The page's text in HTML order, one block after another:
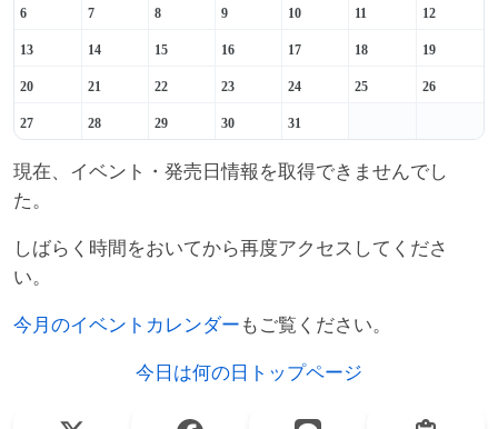
6 7 8 9 10 11 12
13 14 15 16 17 18 19
20 21 22 23 24 25 26
27 28 29 30 31
現在、イベント・発売日情報を取得できませんでし
た。
しばらく時間をおいてから再度アクセスしてくださ
い。
今月のイベントカレンダー もご覧ください。
今日は何の日トップページ